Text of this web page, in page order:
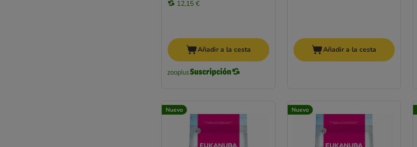
12,15 €
Añadir a la cesta Añadir a la cesta
Nuevo Nuevo